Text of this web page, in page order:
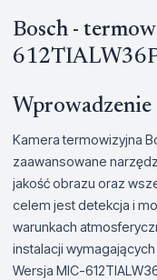
Bosch -
Wprowadzenie
Kamera termowizyjna
zaawansowane
jakość obrazu oraz
celem jest detekcja i
warunkach
instalacji
Wersja MIC-